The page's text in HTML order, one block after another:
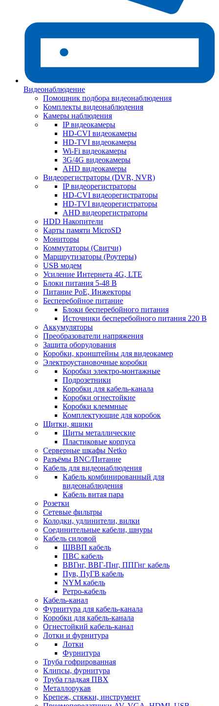
Видеонаблюдение
Помощник подбора видеонаблюдения
Комплекты видеонаблюдения
Камеры наблюдения
IP видеокамеры
HD-CVI видеокамеры
HD-TVI видеокамеры
Wi-Fi видеокамеры
3G/4G видеокамеры
AHD видеокамеры
Видеорегистраторы (DVR, NVR)
IP видеорегистраторы
HD-CVI видеорегистраторы
HD-TVI видеорегистраторы
AHD видеорегистраторы
HDD Накопители
Карты памяти MicroSD
Мониторы
Коммутаторы (Свитчи)
Маршрутизаторы (Роутеры)
USB модем
Усиление Интернета 4G, LTE
Блоки питания 5-48 В
Питание PoE, Инжекторы
Бесперебойное питание
Блоки бесперебойного питания
Источники бесперебойного питания 220 В
Аккумуляторы
Преобразователи напряжения
Защита оборудования
Коробки, кронштейны для видеокамер
Электроустановочные коробки
Коробки электро-монтажные
Подрозетники
Коробки для кабель-канала
Коробки огнестойкие
Коробки клеммные
Комплектующие для коробок
Щитки, ящики
Щиты металлические
Пластиковые корпуса
Серверные шкафы Netko
Разъёмы BNC/Питание
Кабель для видеонаблюдения
Кабель комбинированный для
видеонаблюдения
Кабель витая пара
Розетки
Сетевые фильтры
Колодки, удлинители, вилки
Соединительные кабели, шнуры
Кабель силовой
ШВВП кабель
ПВС кабель
ВВГнг, ВВГ-Пнг, ППГнг кабель
Пув, ПуГВ кабель
NYM кабель
Ретро-кабель
Кабель-канал
Фурнитура для кабель-канала
Коробки для кабель-канала
Огнестойкий кабель-канал
Лотки и фурнитура
Лотки
Фурнитура
Труба гофрированная
Клипсы, фурнитура
Труба гладкая ПВХ
Металлорукав
Крепеж, стяжки, инструмент